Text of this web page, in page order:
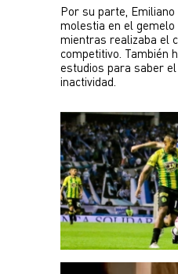
JUVENIL
Noticias
Plantel
Noticias
Escuela de fútbol
Por su parte, Emiliano
molestia en el
mientras realizaba el
competitivo. También
estudios para saber
inactividad.